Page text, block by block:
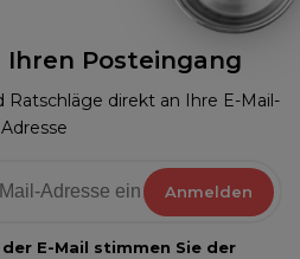
Ihren Posteingang
Ratschläge direkt an Ihre E-Mail-
Adresse
Anmelden
E-Mail stimmen Sie der